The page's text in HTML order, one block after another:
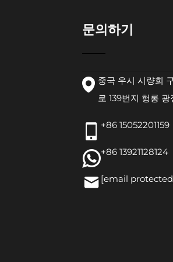
문의하기
중국 우시 시량희
로 139번지 헝롱
+86 15052201159
+86 13921128124
[email